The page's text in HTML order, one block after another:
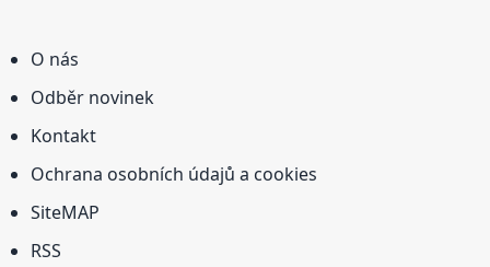
O nás
Odběr novinek
Kontakt
Ochrana osobních údajů a cookies
SiteMAP
RSS